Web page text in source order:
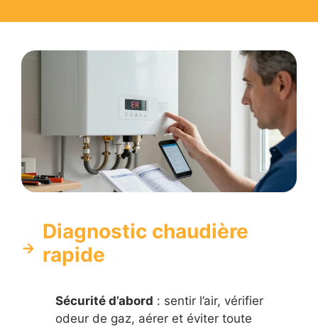
Diagnostic chaudière
rapide
Sécurité d’abord : sentir l’air, vérifier
odeur de gaz, aérer et éviter toute